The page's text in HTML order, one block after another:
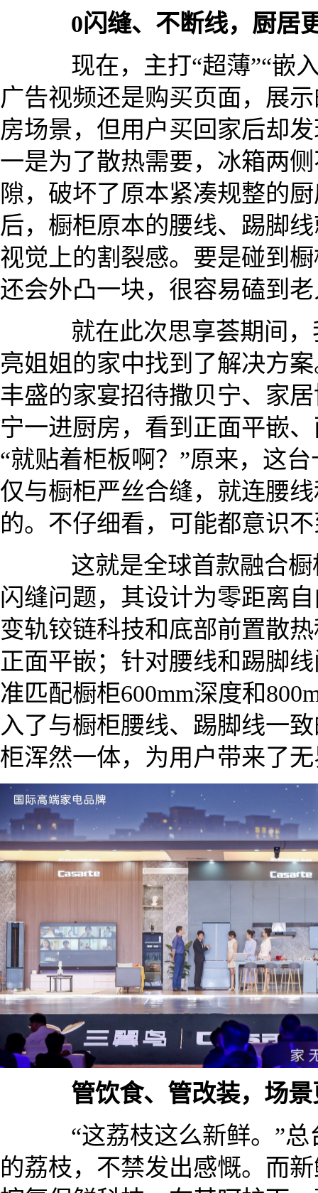
0闪缝、不断线，厨居
现在，主打“超薄”“嵌入
广告视频还是购买页面，展
房场景，但用户买回家后却
一是为了散热需要，冰箱两
隙，破坏了原本紧凑规整的
后，橱柜原本的腰线、踢脚
视觉上的割裂感。要是碰到
还会外凸一块，很容易磕到
就在此次思享荟期间，
亮姐姐的家中找到了解决方
丰盛的家宴招待撒贝宁、家
宁一进厨房，看到正面平嵌
“就贴着柜板啊？”原来，这
仅与橱柜严丝合缝，就连腰
的。不仔细看，可能都意识
这就是全球首款融合橱
闪缝问题，其设计为零距离
变轨铰链科技和底部前置散
正面平嵌；针对腰线和踢脚
准匹配橱柜600mm深度和
入了与橱柜腰线、踢脚线一
柜浑然一体，为用户带来了
管饮食、管改装，场景
“这荔枝这么新鲜。”总
的荔枝，不禁发出感慨。而